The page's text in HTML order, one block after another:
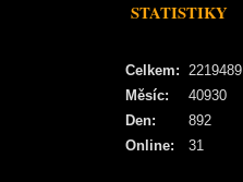
STATISTIKY
Online: 31
Celkem: 2219489
Měsíc:
40930
Den:
892